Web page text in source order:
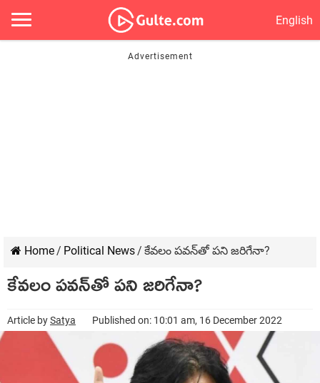
English
Home/ Political News/ కేవ‌లం ప‌వ‌న్‌తో ప‌ని జ‌రిగేనా?
కేవ‌లం ప‌వ‌న్‌తో ప‌ని జ‌రిగేనా?
Article bySatya Published on: 10:01 am, 16 December 2022